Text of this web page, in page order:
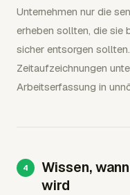
Unternehmen nur die
erheben sollten, die sie
sicher entsorgen
Zeitaufzeichnungen
Arbeitserfassung in
Wissen,
wird